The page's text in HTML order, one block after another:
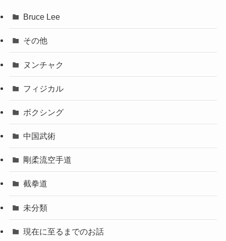
Bruce Lee
その他
ヌンチャク
フィジカル
ボクシング
中国武術
剛柔流空手道
截拳道
未分類
現在に至るまでのお話